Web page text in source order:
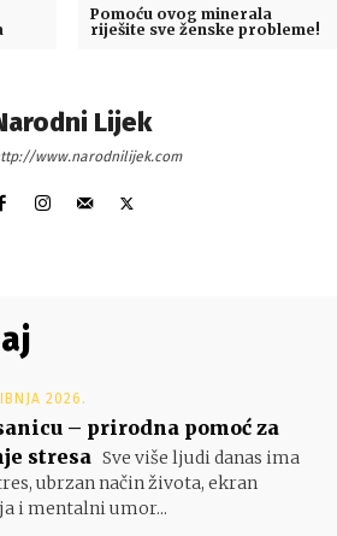
Pomoću ovog minerala
riješite sve ženske probleme!
Lijek
www.narodnilijek.com
2026.
– prirodna pomoć za
stresa Sve više ljudi danas ima
ubrzan način života, ekran
i mentalni umor...